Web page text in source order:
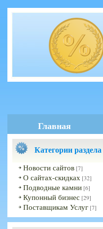
Главная
Категории раздела
Новости сайтов [7]
О сайтах-скидках [32]
Подводные камни [6]
Купонный бизнес [29]
Поставщикам Услуг [7]